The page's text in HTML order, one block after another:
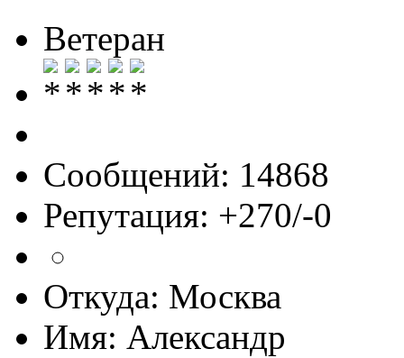
Ветеран
Сообщений: 14868
Репутация: +270/-0
Откуда: Москва
Имя: Александр